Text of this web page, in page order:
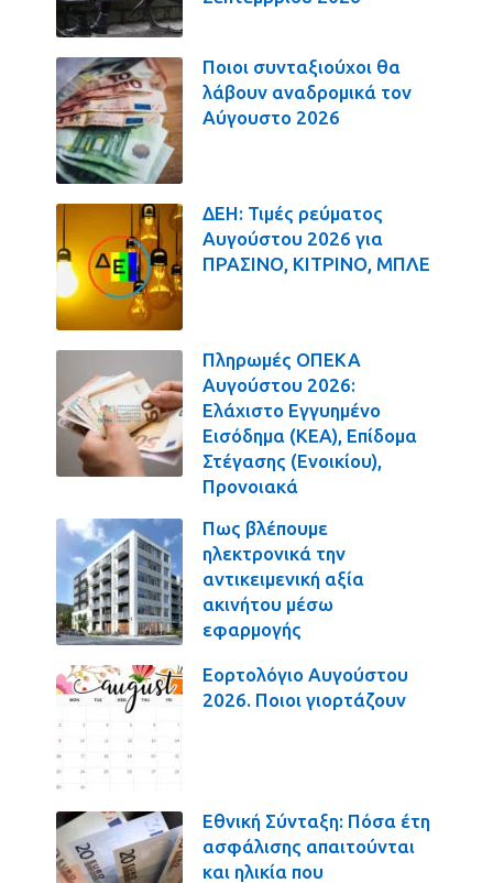
Ποιοι συνταξιούχοι θα
λάβουν αναδρομικά τον
Αύγουστο 2026
ΔΕΗ: Τιμές ρεύματος
Αυγούστου 2026 για
ΠΡΑΣΙΝΟ, ΚΙΤΡΙΝΟ, ΜΠΛΕ
Πληρωμές ΟΠΕΚΑ
Αυγούστου 2026:
Ελάχιστο Εγγυημένο
Εισόδημα (ΚΕΑ), Επίδομα
Στέγασης (Ενοικίου),
Προνοιακά
Πως βλέπουμε
ηλεκτρονικά την
αντικειμενική αξία
ακινήτου μέσω
εφαρμογής
Εορτολόγιο Αυγούστου
2026. Ποιοι γιορτάζουν
Εθνική Σύνταξη: Πόσα έτη
ασφάλισης απαιτούνται
και ηλικία που